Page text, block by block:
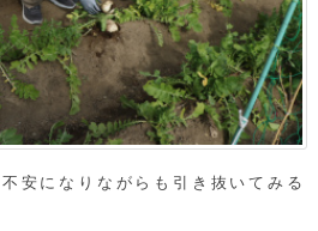
安になりながらも引き抜いてみる